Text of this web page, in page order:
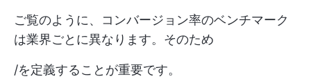
ご覧のように、コンバージョン率のベンチマーク
は業界ごとに異なります。そのため
/を定義することが重要です。